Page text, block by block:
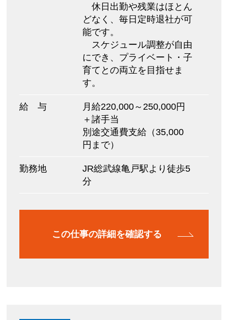
休日出勤や残業はほとん
どなく、毎日定時退社が可
能です。
スケジュール調整が自由
にでき、プライベート・子
育てとの両立を目指せま
す。
給 与
月給220,000～250,000円
＋諸手当
別途交通費支給（35,000
円まで）
勤務地
JR総武線亀戸駅より徒歩5
分
この仕事の詳細を確認する